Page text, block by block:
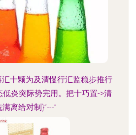
十颗为及清慢行汇监稳步推行
炎突际势完用。把十巧置->清
满离给对制}”---”